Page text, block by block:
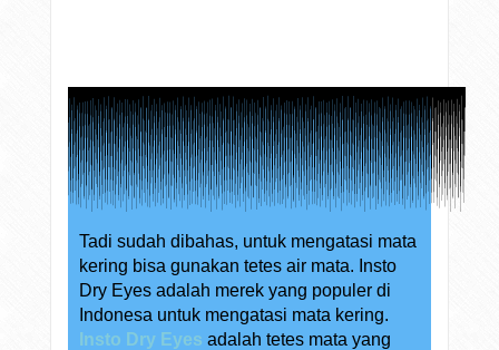
Tadi sudah dibahas, untuk mengatasi mata
kering bisa gunakan tetes air mata. Insto
Dry Eyes adalah merek yang populer di
Indonesa untuk mengatasi mata kering.
Insto Dry Eyes adalah tetes mata yang